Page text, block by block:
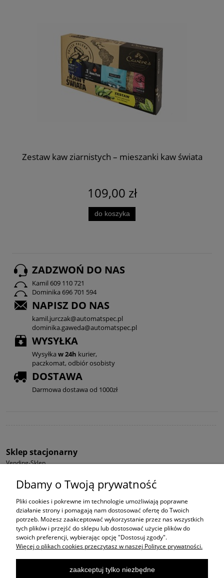
Zestaw kaw ziarnistych – mieszanki kaw świata
109,00 zł
do koszyka
ZADZWOŃ DO NAS
Kamil 609 110 721
Dominika 696 701 594
NAPISZ DO NAS
kamil.jurczak@automatspec.pl
dominika.gaweda@automatspec.pl
WYSYŁKA
Wysyłka w 24h kurier,
paczkomat, odbiór osobisty
DOSTAWA
Darmowa dostawa od 1000zł
Sklep stacjonarny
Vending-Sklep
32-060 Liszki k. Krakowa
Godziny otwarcia:
pon-pt: 8-16
sb-nd: Zamknięte
Regulamin i Polityka Prywatności
Usługi Vendingowe AutomatSpec
Dbamy o Twoją prywatność
Pliki cookies i pokrewne im technologie umożliwiają poprawne
działanie strony i pomagają nam dostosować ofertę do Twoich
potrzeb. Możesz zaakceptować wykorzystanie przez nas wszystkich
tych plików i przejść do sklepu lub dostosować użycie plików do
swoich preferencji, wybierając opcję "Dostosuj zgody".
Więcej o plikach cookies przeczytasz w naszej Polityce prywatności.
zaakceptuj tylko niezbędne